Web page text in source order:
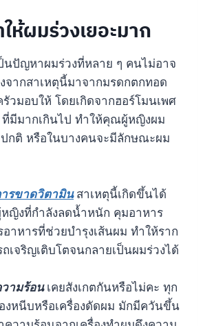
ห้ผมร่วงเยอะมาก
นปัญหาผมร่วงที่หลาย ๆ คนไม่อาจ
งจากสาเหตุนี้มาจากมรดกตกทอด
วมอบให้ โดยเกิดจากฮอร์โมนเพศ
ที่มีมากเกินไป ทำให้คุณผู้หญิงผม
ปกติ หรือในบางคนจะมีลักษณะผม
ารขาดวิตามิน สาเหตุนี้เกิดขึ้นได้
ญิงที่กำลังลดน้ำหนัก คุมอาหาร
าหารที่ช่วยบำรุงเส้นผม ทำให้ราก
เจริญเติบโตจนกลายเป็นผมร่วงได้
ามร้อน เคยสังเกตกันหรือไม่คะ ทุก
งหนีบหรือเครื่องดัดผม มักมีควันขึ้น